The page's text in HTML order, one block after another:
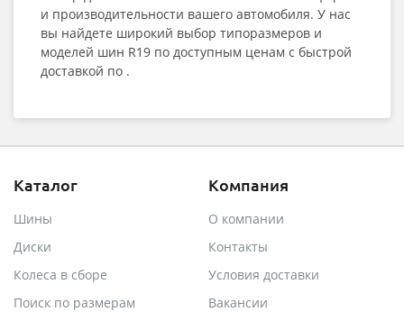
и производительности вашего автомобиля. У нас
вы найдете широкий выбор типоразмеров и
моделей шин R19 по доступным ценам с быстрой
доставкой по .
Каталог
Шины
Диски
Колеса в сборе
Поиск по размерам
Компания
О компании
Контакты
Условия доставки
Вакансии